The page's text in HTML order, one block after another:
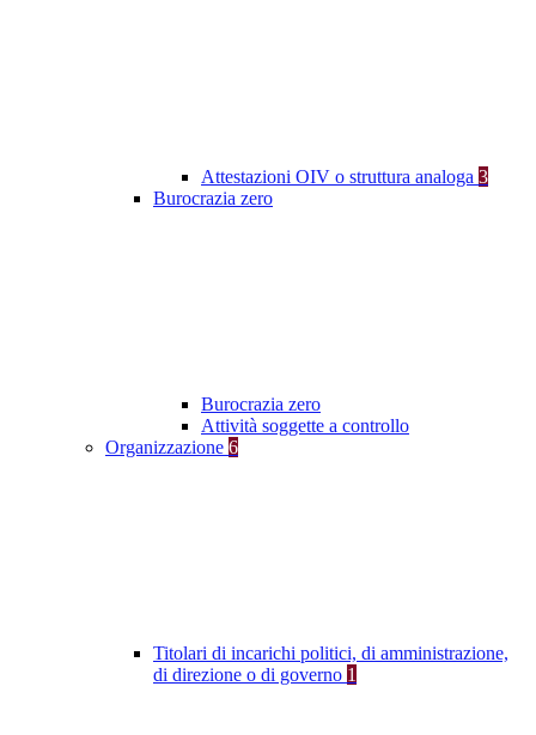
Attestazioni OIV o struttura analoga 3
Burocrazia zero
Burocrazia zero
Attività soggette a controllo
Organizzazione 6
Titolari di incarichi politici, di amministrazione,
di direzione o di governo 1